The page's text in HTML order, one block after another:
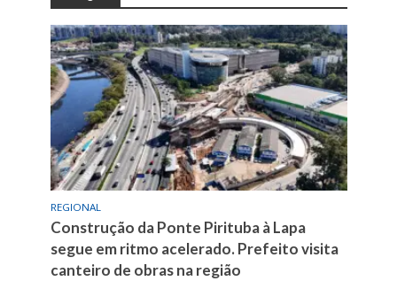
REGIONAL
Construção da Ponte Pirituba à Lapa
segue em ritmo acelerado. Prefeito visita
canteiro de obras na região